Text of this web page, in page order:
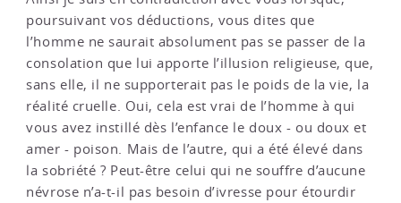
poursuivant vos déductions, vous dites que
l’homme ne saurait absolument pas se passer de la
consolation que lui apporte l’illusion religieuse, que,
sans elle, il ne supporterait pas le poids de la vie, la
réalité cruelle. Oui, cela est vrai de l’homme à qui
vous avez instillé dès l’enfance le doux - ou doux et
amer - poison. Mais de l’autre, qui a été élevé dans
la sobriété ? Peut-être celui qui ne souffre d’aucune
névrose n’a-t-il pas besoin d’ivresse pour étourdir